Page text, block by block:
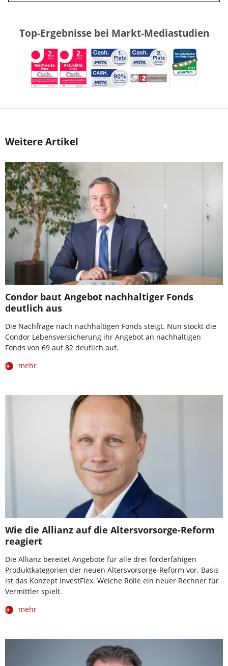
Top-Ergebnisse bei Markt-Mediastudien
Weitere Artikel
Condor baut Angebot nachhaltiger Fonds
deutlich aus
Die Nachfrage nach nachhaltigen Fonds steigt. Nun stockt die
Condor Lebensversicherung ihr Angebot an nachhaltigen
Fonds von 69 auf 82 deutlich auf.
mehr
Wie die Allianz auf die Altersvorsorge-Reform
reagiert
Die Allianz bereitet Angebote für alle drei förderfähigen
Produktkategorien der neuen Altersvorsorge-Reform vor. Basis
ist das Konzept InvestFlex. Welche Rolle ein neuer Rechner für
Vermittler spielt.
mehr